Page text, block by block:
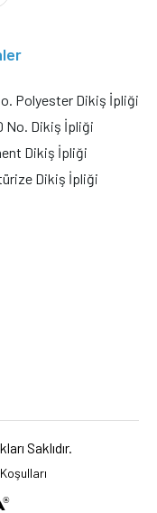
Polyester Dikiş İpliği
No. Dikiş İpliği
Dikiş İpliği
Dikiş İpliği
Saklıdır.